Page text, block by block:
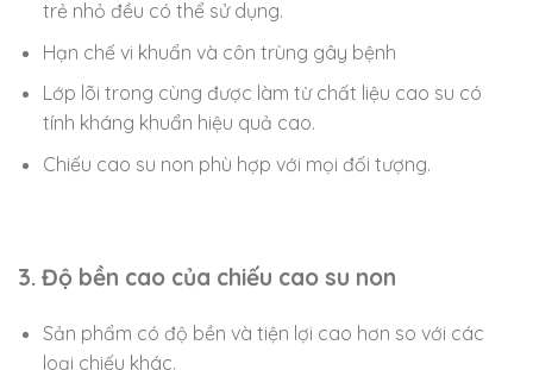
trẻ nhỏ đều có thể sử dụng.
Hạn chế vi khuẩn và côn trùng gây bệnh
Lớp lõi trong cùng được làm từ chất liệu cao su có
tính kháng khuẩn hiệu quả cao.
Chiếu cao su non phù hợp với mọi đối tượng.
3. Độ bền cao của chiếu cao su non
Sản phẩm có độ bền và tiện lợi cao hơn so với các
loại chiếu khác.